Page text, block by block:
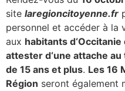
site laregioncitoyenne.fr
personnel et accéder à la
aux habitants d‘Occitanie
attester d‘une attache
de 15 ans et plus. Les 16
Région seront également